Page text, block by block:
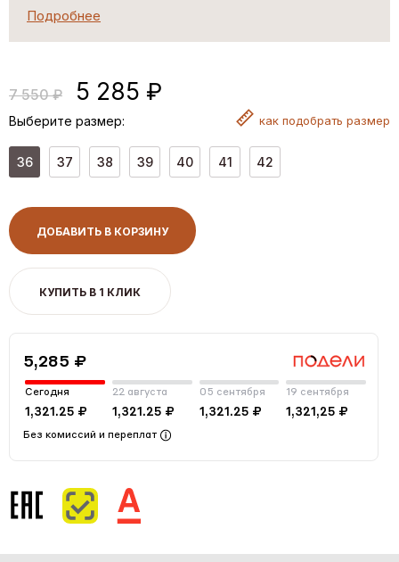
Подробнее
7 550 ₽ 5 285 ₽
Выберите размер: как подобрать размер
36 37 38 39 40 41 42
ДОБАВИТЬ В КОРЗИНУ
КУПИТЬ В 1 КЛИК
5,285 ₽
Сегодня
1,321.25 ₽
22 августа
1,321.25 ₽
05 сентября
1,321.25 ₽
19 сентября
1,321,25 ₽
Без комиссий и переплат